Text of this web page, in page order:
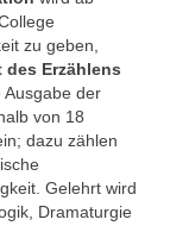
zu geben,
des Erzählens
der
von 18
dazu zählen
Gelehrt wird
Dramaturgie